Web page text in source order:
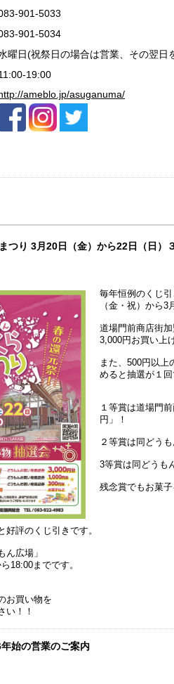
駐車場1台まで
駐車場3台まで
駐車場5台まで
共用トイレ
女性用トイレ
ベビールーム
予約可
901-5033
901-5034
曜日(祝祭日の場合は営業、その翌日
19:00
ameblo.jp/asuganuma/
つり 3月20日（金）から22日（日）
毎年恒例のくじ
（金・祝）から
道場門前商店街
3,000円お買い上
また、500円以
めると抽選が１回
１等賞は道場門
円」！
２等賞は同どう
3等賞は同どうも
残念賞でもお菓子
好評のくじ引きです。
ん広場」
18:00までです。
お買い物を
い！！
始の営業のご案内